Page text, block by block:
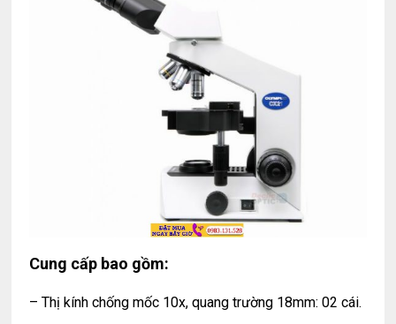
Cung cấp bao gồm:
– Thị kính chống mốc 10x, quang trường 18mm: 02 cái.